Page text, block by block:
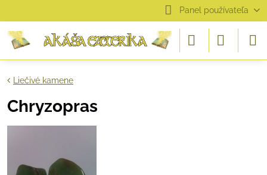
Panel používateľa
Liečivé kamene
Chryzopras